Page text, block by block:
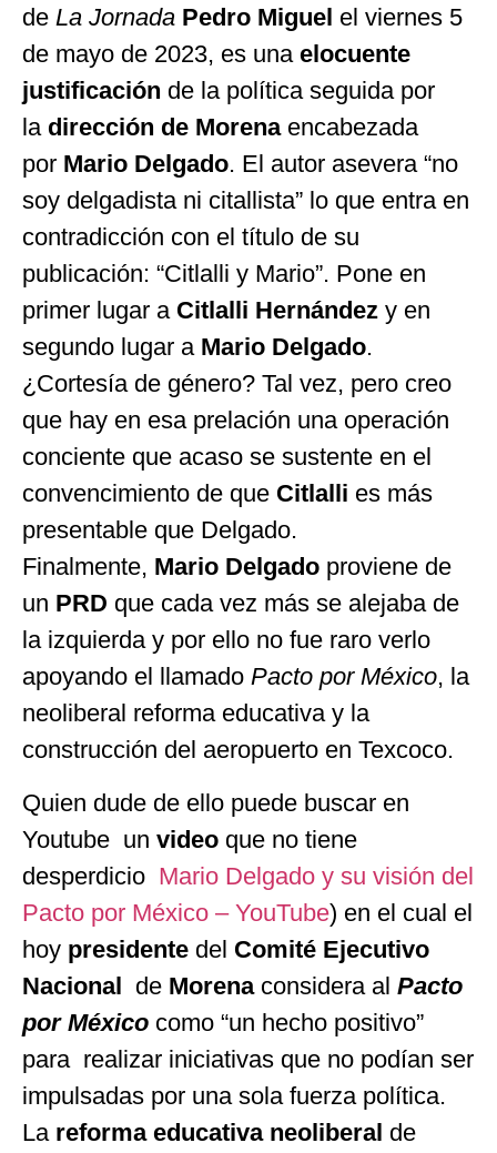
de La Jornada Pedro Miguel el viernes 5
de mayo de 2023, es una elocuente
justificación de la política seguida por
la dirección de Morenaencabezada
por Mario Delgado. El autor asevera “no
soy delgadista ni citallista” lo que entra en
contradicción con el título de su
publicación: “Citlalli y Mario”. Pone en
primer lugar a Citlalli Hernández y en
segundo lugar a Mario Delgado.
¿Cortesía de género? Tal vez, pero creo
que hay en esa prelación una operación
conciente que acaso se sustente en el
convencimiento de que Citlalli es más
presentable que Delgado.
Finalmente, Mario Delgado proviene de
un PRD que cada vez más se alejaba de
la izquierda y por ello no fue raro verlo
apoyando el llamado Pacto por México, la
neoliberal reforma educativa y la
construcción del aeropuerto en Texcoco.
Quien dude de ello puede buscar en
Youtube un video que no tiene
desperdicio Mario Delgado y su visión del
Pacto por México – YouTube) en el cual el
hoy presidente del Comité Ejecutivo
Nacional de Morenaconsidera al Pacto
por México como “un hecho positivo”
para realizar iniciativas que no podían ser
impulsadas por una sola fuerza política.
La reforma educativa neoliberal de